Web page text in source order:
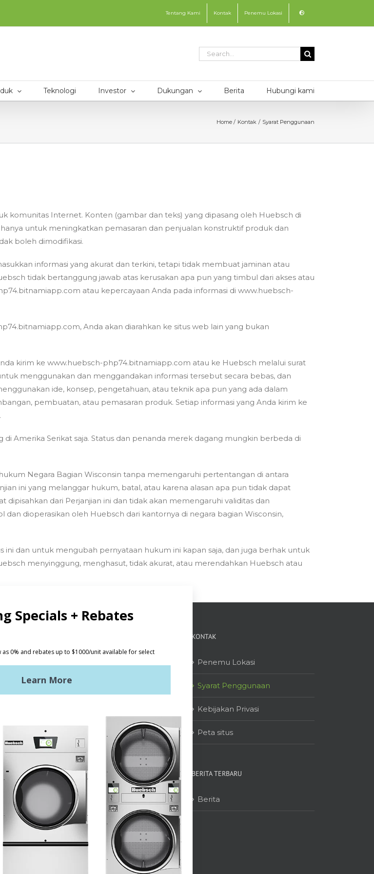
Tentang Kami Kontak Penemu Lokasi
Search
Teknologi Investor Dukungan Berita Hubungi kami
Home Kontak Syarat Penggunaan
komunitas Internet. Konten (gambar dan teks) yang dipasang oleh Huebsch di
untuk meningkatkan pemasaran dan penjualan konstruktif produk dan
boleh dimodifikasi.
informasi yang akurat dan terkini, tetapi tidak membuat jaminan atau
tidak bertanggung jawab atas kerusakan apa pun yang timbul dari akses atau
atau kepercayaan Anda pada informasi di www.huebsch-
Anda akan diarahkan ke situs web lain yang bukan
kirim ke www.huebsch-php74.bitnamiapp.com atau ke Huebsch melalui surat
menggunakan dan menggandakan informasi tersebut secara bebas, dan
ide, konsep, pengetahuan, atau teknik apa pun yang ada dalam
pembuatan, atau pemasaran produk. Setiap informasi yang Anda kirim ke
Amerika Serikat saja. Status dan penanda merek dagang mungkin berbeda di
Negara Bagian Wisconsin tanpa memengaruhi pertentangan di antara
ini yang melanggar hukum, batal, atau karena alasan apa pun tidak dapat
dari Perjanjian ini dan tidak akan memengaruhi validitas dan
dan dioperasikan oleh Huebsch dari kantornya di negara bagian Wisconsin,
dan untuk mengubah pernyataan hukum ini kapan saja, dan juga berhak untuk
menyinggung, menghasut, tidak akurat, atau merendahkan Huebsch atau
Bersiap Memulai
KONTAK
Penemu Lokasi
Syarat Penggunaan
Kebijakan Privasi
Peta situs
BERITA TERBARU
Berita